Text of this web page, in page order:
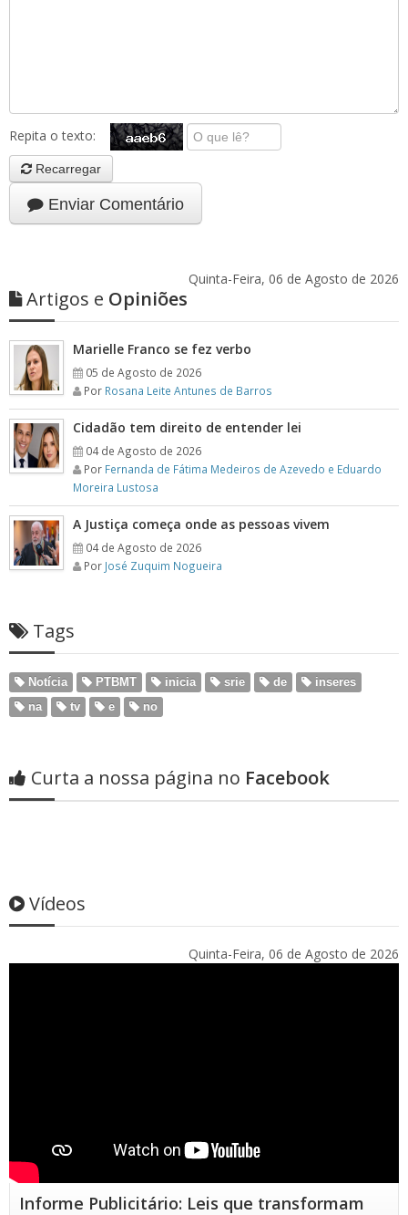
Repita o texto:
Recarregar
Enviar Comentário
Quinta-Feira, 06 de Agosto de 2026
Artigos e Opiniões
Marielle Franco se fez verbo
05 de Agosto de 2026
Por Rosana Leite Antunes de Barros
Cidadão tem direito de entender lei
04 de Agosto de 2026
Por Fernanda de Fátima Medeiros de Azevedo e Eduardo
Moreira Lustosa
A Justiça começa onde as pessoas vivem
04 de Agosto de 2026
Por José Zuquim Nogueira
Tags
Notícia PTBMT inicia srie de
inseres
na
tv e no
Curta a nossa página no Facebook
Vídeos
Quinta-Feira, 06 de Agosto de 2026
Informe Publicitário: Leis que transformam